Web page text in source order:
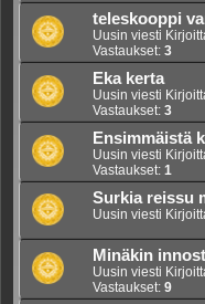
teleskooppi
Uusin viesti
Vastaukset: 3
Eka kerta
Uusin viesti
Vastaukset: 3
Ensimmäistä
Uusin viesti
Vastaukset: 1
Surkia reissu
Uusin viesti
Minäkin
Uusin viesti
Vastaukset: 9